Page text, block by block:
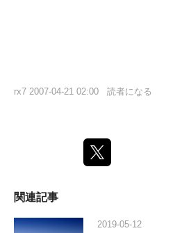
rx7 2007-04-21 02:00 読者になる
関連記事
2019-05-12